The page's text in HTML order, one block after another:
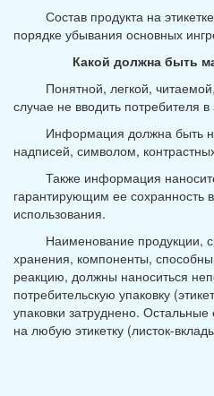
Состав продукта на этикетке
порядке убывания основных
Какой должна быть
Понятной, легкой, читаемой,
случае не вводить потребителя
Информация должна быть
надписей, символом,
Также информация
гарантирующим ее сохранность
использования.
Наименование продукции,
хранения, компоненты,
реакцию, должны наноситься
потребительскую упаковку
упаковки затруднено. Остальные
на любую этикетку (листок-